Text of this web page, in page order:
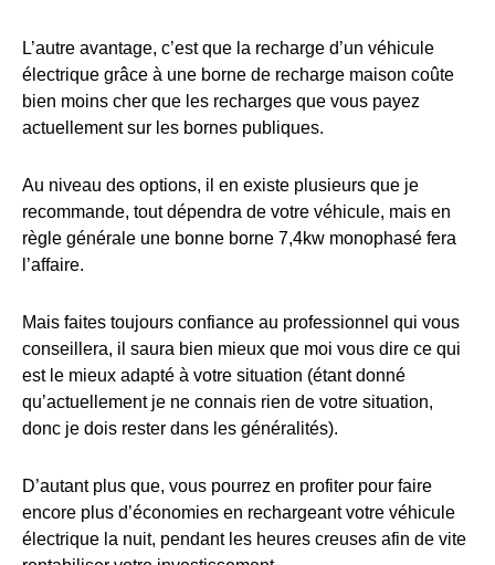
L’autre avantage, c’est que la recharge d’un véhicule
électrique grâce à une borne de recharge maison coûte
bien moins cher que les recharges que vous payez
actuellement sur les bornes publiques.
Au niveau des options, il en existe plusieurs que je
recommande, tout dépendra de votre véhicule, mais en
règle générale une bonne borne 7,4kw monophasé fera
l’affaire.
Mais faites toujours confiance au professionnel qui vous
conseillera, il saura bien mieux que moi vous dire ce qui
est le mieux adapté à votre situation (étant donné
qu’actuellement je ne connais rien de votre situation,
donc je dois rester dans les généralités).
D’autant plus que, vous pourrez en profiter pour faire
encore plus d’économies en rechargeant votre véhicule
électrique la nuit, pendant les heures creuses afin de vite